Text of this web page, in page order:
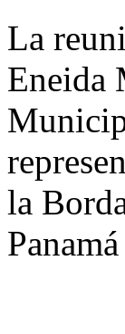
La
Eneida
la